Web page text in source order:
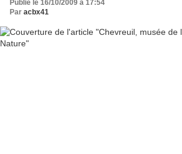
Publié le 16/10/2009 à 17:54
Par acbx41